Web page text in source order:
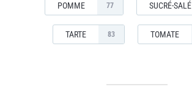
POMME 77 SUCRÉ-SALÉ
TARTE 83 TOMATE